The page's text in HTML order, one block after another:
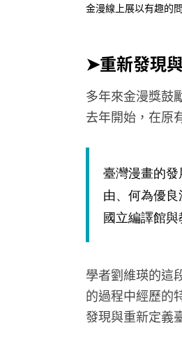
金漫線上展以有趣的
➤重新發現
多年來金漫獎鼓
去年開始，在原
臺灣漫畫的
由、何為優
國立編譯館
學者劉維瑛的這
的過程中經歷的
發現與重新定義